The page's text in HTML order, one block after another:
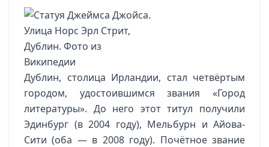
Дублин, столица Ирландии, стал четвёртым
городом, удостоившимся звания «Город
литературы». До него этот титул получили
Эдинбург (в 2004 году), Мельбурн и Айова-
Сити (оба — в 2008 году). Почётное звание